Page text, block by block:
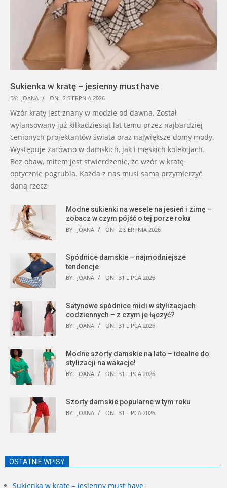
Sukienka w kratę – jesienny must have
BY: JOANA ON: 2 SIERPNIA 2026
Wzór kraty jest znany w modzie od dawna. Został
wylansowany już kilkadziesiąt lat temu przez najbardziej
cenionych projektantów świata oraz największe domy mody.
Występuje zarówno w damskich, jak i męskich kolekcjach.
Bez obaw, mitem jest stwierdzenie, że wzór w kratę
optycznie pogrubia. Każda z nas musi sama przymierzyć
daną rzecz
Modne sukienki na wesele na jesień i zimę –
zobacz w czym pójść o tej porze roku
BY: JOANA ON: 2 SIERPNIA 2026
Spódnice damskie – najmodniejsze
tendencje
BY: JOANA ON: 31 LIPCA 2026
Satynowe spódnice midi w stylizacjach
codziennych – z czym je łączyć?
BY: JOANA ON: 31 LIPCA 2026
Modne szorty damskie na lato – idealne do
stylizacji na wakacje!
BY: JOANA ON: 31 LIPCA 2026
Szorty damskie popularne w tym roku
BY: JOANA ON: 31 LIPCA 2026
OSTATNIE WPISY
Sukienka w kratę – jesienny must have